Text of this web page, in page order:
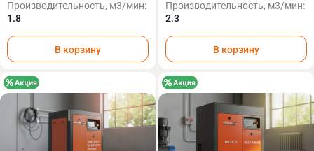
Производительность, м3/мин:
1.8
В корзину
Производительность, м3/мин:
2.3
В корзину